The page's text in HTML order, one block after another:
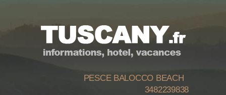
PESCE BALOCCO BEACH
3482239838